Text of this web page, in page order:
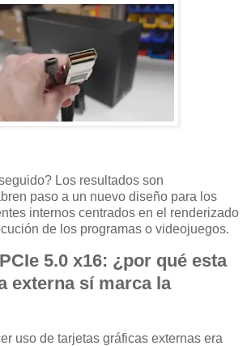
Los resultados son
paso a un nuevo diseño para los
internos centrados en el renderizado
de los programas o videojuegos.
5.0 x16: ¿por qué esta
externa sí marca la
uso de tarjetas gráficas externas era